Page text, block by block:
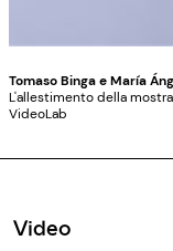
Tomaso Binga e María
L'allestimento della
VideoLab
Video